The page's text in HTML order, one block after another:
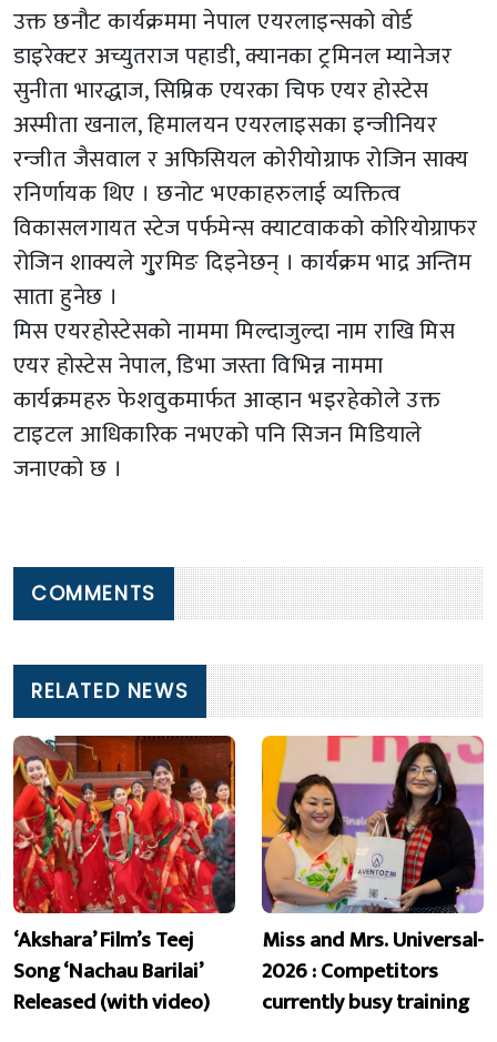
उक्त छनौट कार्यक्रममा नेपाल एयरलाइन्सको वोर्ड
डाइरेक्टर अच्युतराज पहाडी, क्यानका ट्रमिनल म्यानेजर
सुनीता भारद्धाज, सिम्रिक एयरका चिफ एयर होस्टेस
अस्मीता खनाल, हिमालयन एयरलाइसका इन्जीनियर
रन्जीत जैसवाल र अफिसियल कोरीयोग्राफ रोजिन साक्य
रनिर्णायक थिए । छनोट भएकाहरुलाई व्यक्तित्व
विकासलगायत स्टेज पर्फमेन्स क्याटवाकको कोरियोग्राफर
रोजिन शाक्यले गु्रमिङ दिइनेछन् । कार्यक्रम भाद्र अन्तिम
साता हुनेछ ।
मिस एयरहोस्टेसको नाममा मिल्दाजुल्दा नाम राखि मिस
एयर होस्टेस नेपाल, डिभा जस्ता विभिन्न नाममा
कार्यक्रमहरु फेशवुकमार्फत आव्हान भइरहेकोले उक्त
टाइटल आधिकारिक नभएको पनि सिजन मिडियाले
जनाएको छ ।
COMMENTS
RELATED NEWS
‘Akshara’ Film’s Teej
Song ‘Nachau Barilai’
Released (with video)
Miss and Mrs. Universal-
2026 : Competitors
currently busy training